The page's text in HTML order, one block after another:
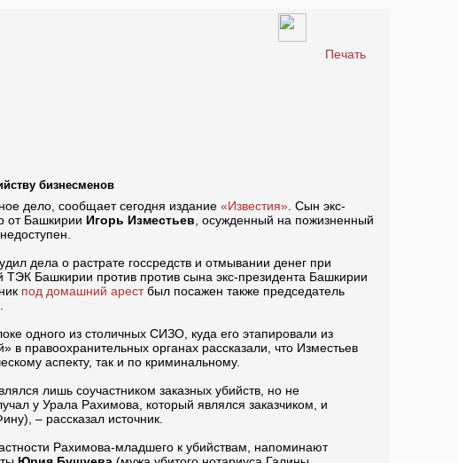
Печать
бизнесменов
дело, сообщает сегодня издание «Известия» . Сын экс-
от Башкирии Игорь Изместьев , осужденный на пожизненный
дела о растрате госсредств и отмывании денег при
Башкирии против против сына экс-президента Башкирии
под домашний арестбыл посажен также председатель
одного из столичных СИЗО, куда его этапировали из
в правоохранительных органах рассказали, что Изместьев
аспекту, так и по криминальному.
лишь соучастником заказных убийств, но не
у Урала Рахимова, который являлся заказчиком, и
– рассказал источник.
Рахимова-младшего к убийствам, напоминают